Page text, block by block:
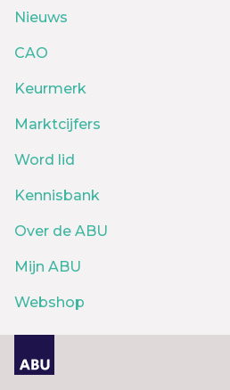
Nieuws
CAO
Keurmerk
Marktcijfers
Word lid
Kennisbank
Over de ABU
Mijn ABU
Webshop